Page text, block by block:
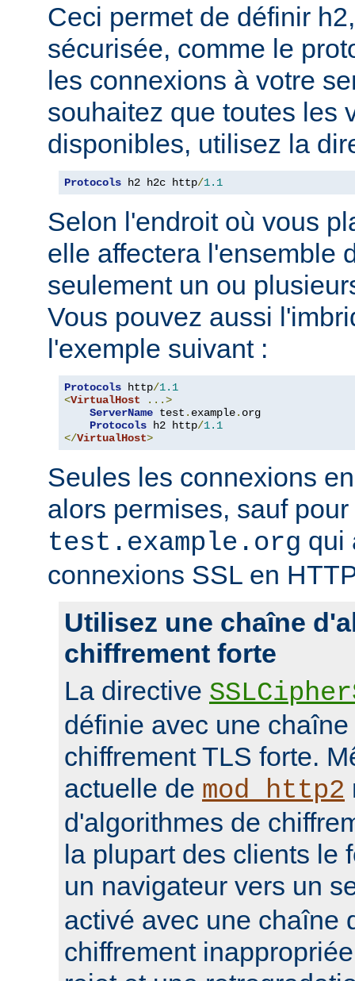
Ceci permet de définir
sécurisée, comme le
les connexions à votre
souhaitez que toutes les
disponibles, utilisez la
Protocols h2 h2c http/1.1
Selon l'endroit où vous
elle affectera l'ensemble
seulement un ou
Vous pouvez aussi
l'exemple suivant :
Protocols http/1.1
<VirtualHost
...>
ServerName test . example. org
Protocols h2 http/1.1
</VirtualHost>
Seules les connexions
alors permises, sauf
test.example.org qui
connexions SSL en
Utilisez une chaîne
chiffrement forte
La directive
définie avec une
chiffrement TLS forte.
actuelle de mod_http2
d'algorithmes de
la plupart des clients le
un navigateur vers un
activé avec une chaîne
chiffrement